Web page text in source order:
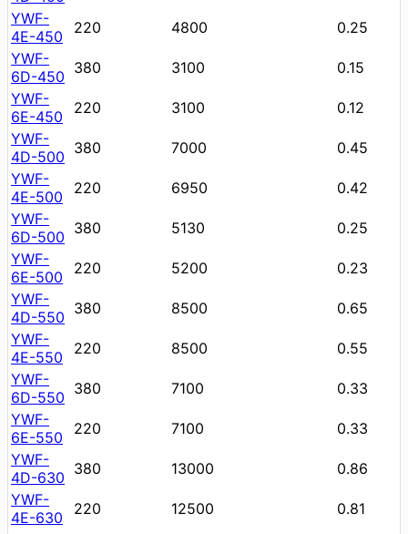
YWF-
4E-450
220 4800
0.25
YWF-
6D-450 380 3100
0.15
YWF-
6E-450
220 3100
0.12
YWF-
4D-500 380 7000
0.45
YWF-
4E-500
220 6950
0.42
YWF-
6D-500 380 5130
0.25
YWF-
6E-500
220 5200
0.23
YWF-
4D-550 380 8500
0.65
YWF-
4E-550
220 8500
0.55
YWF-
6D-550 380 7100
0.33
YWF-
6E-550
220 7100
0.33
YWF-
4D-630 380 13000
0.86
YWF-
4E-630
220 12500
0.81